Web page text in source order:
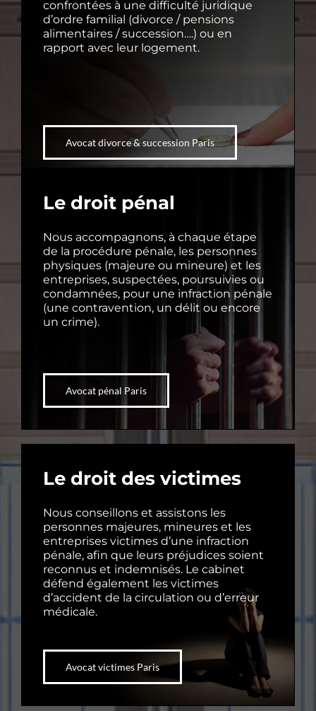
confrontées à une difficulté juridique
d’ordre familial (divorce / pensions
alimentaires / succession….) ou en
rapport avec leur logement.
Avocat divorce & succession Paris
Le droit pénal
Nous accompagnons, à chaque étape
de la procédure pénale, les personnes
physiques (majeure ou mineure) et les
entreprises, suspectées, poursuivies ou
condamnées, pour une infraction pénale
(une contravention, un délit ou encore
un crime).
Avocat pénal Paris
Le droit des victimes
Nous conseillons et assistons les
personnes majeures, mineures et les
entreprises victimes d’une infraction
pénale, afin que leurs préjudices soient
reconnus et indemnisés. Le cabinet
défend également les victimes
d’accident de la circulation ou d’erreur
médicale.
Avocat victimes Paris